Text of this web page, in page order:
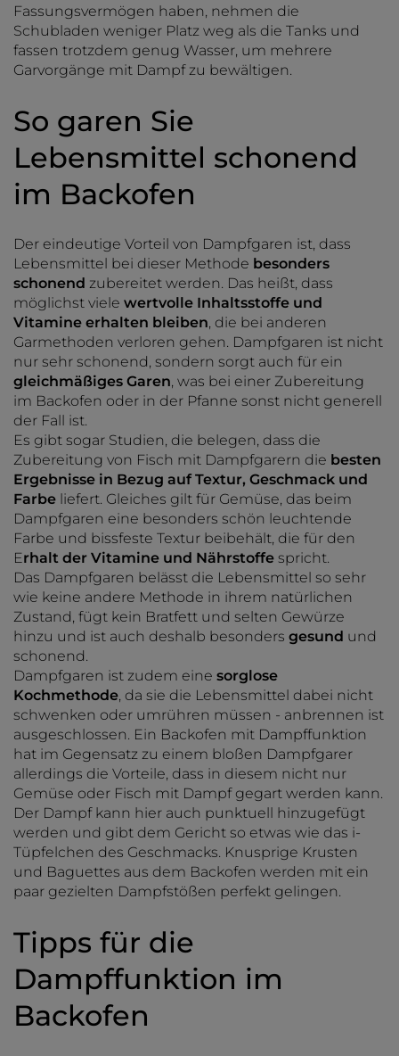
Fassungsvermögen haben, nehmen die
Schubladen weniger Platz weg als die Tanks und
fassen trotzdem genug Wasser, um mehrere
Garvorgänge mit Dampf zu bewältigen.
So garen Sie
Lebensmittel schonend
im Backofen
Der eindeutige Vorteil von Dampfgaren ist, dass
Lebensmittel bei dieser Methode besonders
schonend zubereitet werden. Das heißt, dass
möglichst viele wertvolle Inhaltsstoffe und
Vitamine erhalten bleiben, die bei anderen
Garmethoden verloren gehen. Dampfgaren ist nicht
nur sehr schonend, sondern sorgt auch für ein
gleichmäßiges Garen, was bei einer Zubereitung
im Backofen oder in der Pfanne sonst nicht generell
der Fall ist.
Es gibt sogar Studien, die belegen, dass die
Zubereitung von Fisch mit Dampfgarern die besten
Ergebnisse in Bezug auf Textur, Geschmack und
Farbe liefert. Gleiches gilt für Gemüse, das beim
Dampfgaren eine besonders schön leuchtende
Farbe und bissfeste Textur beibehält, die für den
Erhalt der Vitamine und Nährstoffe spricht.
Das Dampfgaren belässt die Lebensmittel so sehr
wie keine andere Methode in ihrem natürlichen
Zustand, fügt kein Bratfett und selten Gewürze
hinzu und ist auch deshalb besonders gesund und
schonend.
Dampfgaren ist zudem eine sorglose
Kochmethode, da sie die Lebensmittel dabei nicht
schwenken oder umrühren müssen - anbrennen ist
ausgeschlossen. Ein Backofen mit Dampffunktion
hat im Gegensatz zu einem bloßen Dampfgarer
allerdings die Vorteile, dass in diesem nicht nur
Gemüse oder Fisch mit Dampf gegart werden kann.
Der Dampf kann hier auch punktuell hinzugefügt
werden und gibt dem Gericht so etwas wie das i-
Tüpfelchen des Geschmacks. Knusprige Krusten
und Baguettes aus dem Backofen werden mit ein
paar gezielten Dampfstößen perfekt gelingen.
Tipps für die
Dampffunktion im
Backofen